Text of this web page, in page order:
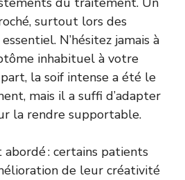
surtout lors des
N’hésitez jamais à
inhabituel à votre
la soif intense a été le
mais il a suffi d’adapter
la rendre supportable.
: certains patients
de leur créativité